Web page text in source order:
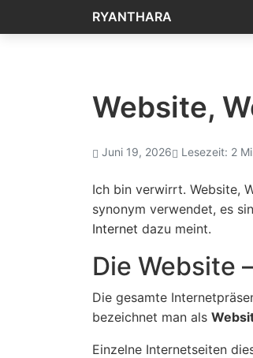
RYANTHARA
Website,
Juni 19, 2026 Lesezeit: 2
Ich bin verwirrt. Website,
synonym verwendet, es
Internet dazu meint.
Die Website
Die gesamte
bezeichnet man als
Einzelne Internetseiten